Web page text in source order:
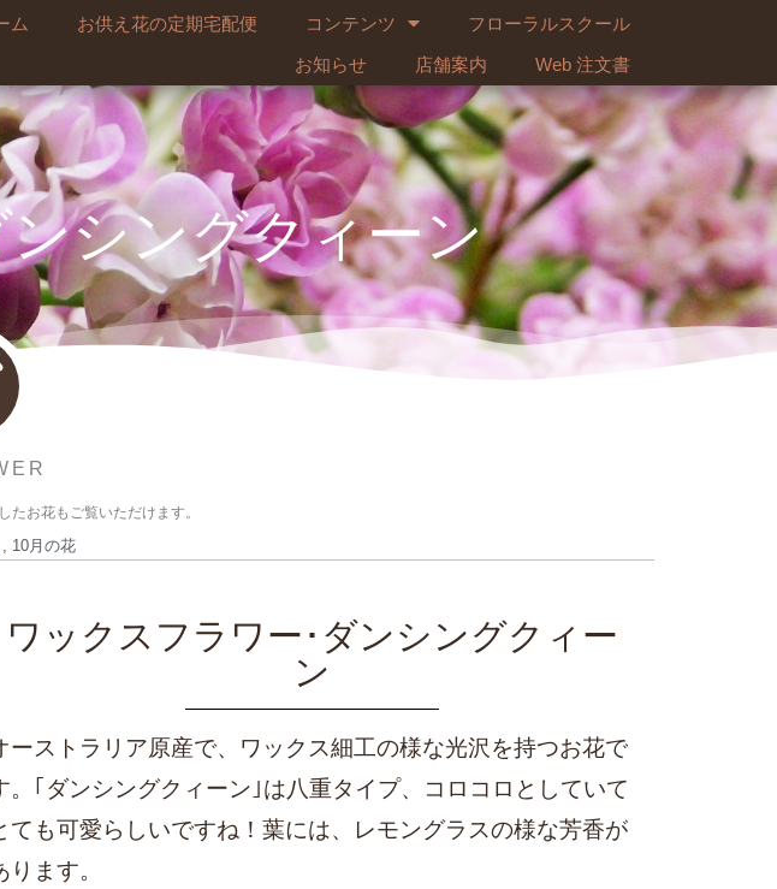
ム お供え花の定期宅配便 コンテンツ
フローラルスクール
お知らせ
店舗案内 Web 注文書
シングクィーン
たお花もご覧いただけます。
10月の花
ワックスフラワー･ダンシングクィー
ン
ーストラリア原産で、ワックス細工の様な光沢を持つお花で
。｢ダンシングクィーン｣は八重タイプ、コロコロとしていて
ても可愛らしいですね！葉には、レモングラスの様な芳香が
ります。